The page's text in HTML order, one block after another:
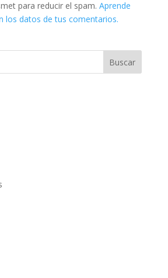
para reducir el spam. Aprende
los datos de tus comentarios.